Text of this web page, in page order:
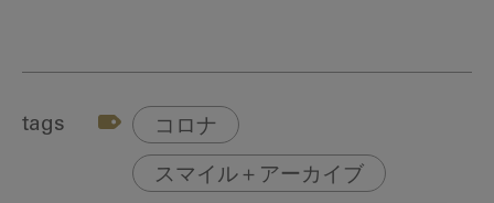
tags コロナ
スマイル＋アーカイブ